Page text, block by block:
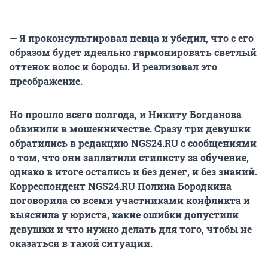
— Я проконсультировал певца и убедил, что с его
образом будет идеально гармонировать светлый
оттенок волос и бороды. И реализовал это
преображение.
Но прошло всего полгода, и Никиту Богданова
обвинили в мошенничестве. Сразу три девушки
обратились в редакцию NGS24.RU с сообщениями
о том, что они заплатили стилисту за обучение,
однако в итоге остались и без денег, и без знаний.
Корреспондент NGS24.RU Полина Бородкина
поговорила со всеми участниками конфликта и
выяснила у юриста, какие ошибки допустили
девушки и что нужно делать для того, чтобы не
оказаться в такой ситуации.